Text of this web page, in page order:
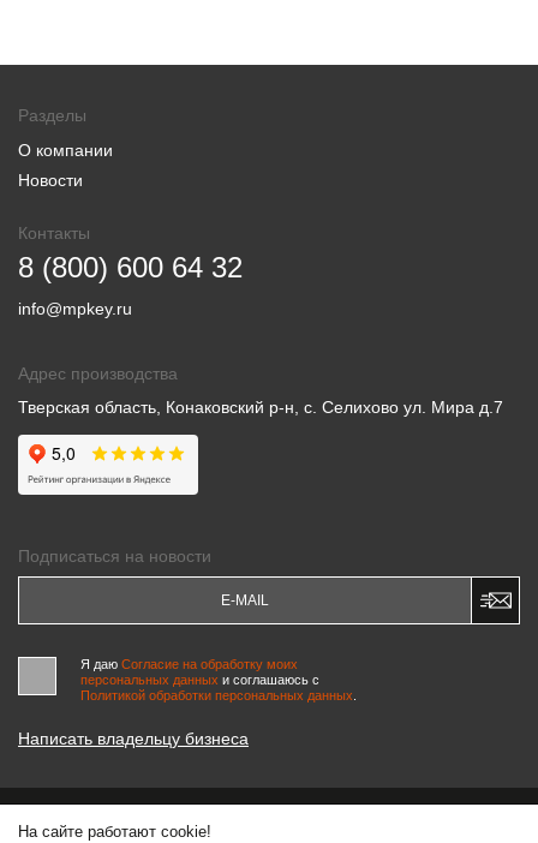
Разделы
О компании
Новости
Контакты
8 (800) 600 64 32
info@mpkey.ru
Адрес производства
Тверская область, Конаковский р-н, с. Селихово ул. Мира д.7
Подписаться на новости
Я даю Согласие на обработку моих
персональных данных и соглашаюсь c
Политикой обработки персональных данных
Написать владельцу бизнеса
© 2000-2026 «МАСТЕРСКИЕ ПИНЧУКА»
На сайте работают cookie!